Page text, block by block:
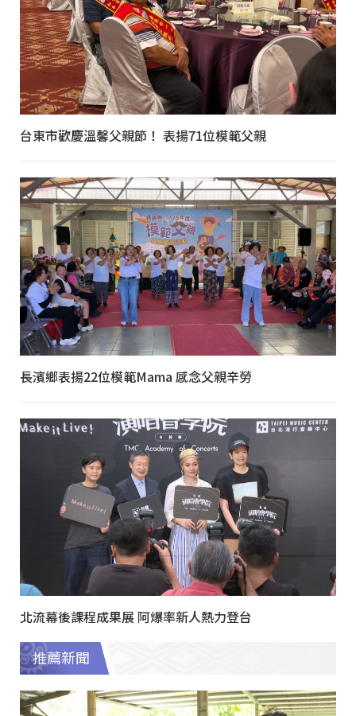
台東市歡慶溫馨父親節！ 表揚71位模範父親
長濱鄉表揚22位模範Mama 感念父親辛勞
北流幕後課程成果展 阿爆率新人熱力登台
推薦新聞